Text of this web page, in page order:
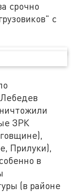
срочно
с
ЗРК
Прилуки),
в
(в районе